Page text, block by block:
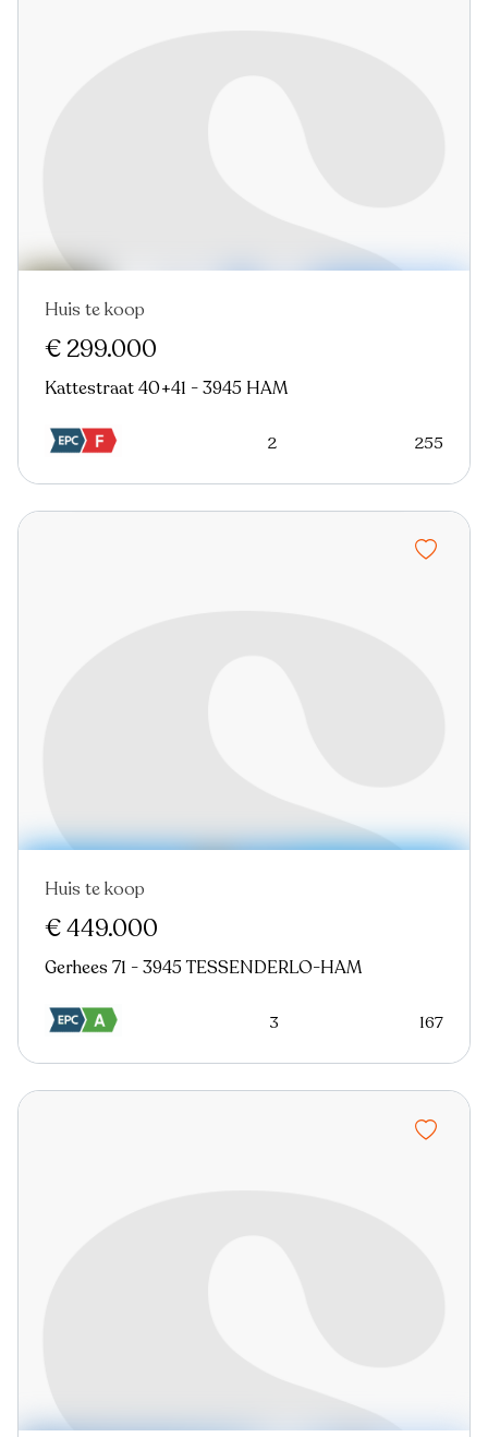
Huis te koop
€ 299.000
Kattestraat 40+41 - 3945 HAM
2 255
Nieuw
Huis te koop
€ 449.000
Gerhees 71 - 3945 TESSENDERLO-HAM
3 167